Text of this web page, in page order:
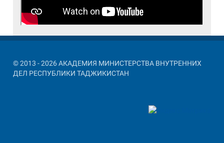
© 2013 - 2026 АКАДЕМИЯ МИНИСТЕРСТВА ВНУТРЕННИХ
ДЕЛ РЕСПУБЛИКИ ТАДЖИКИСТАН